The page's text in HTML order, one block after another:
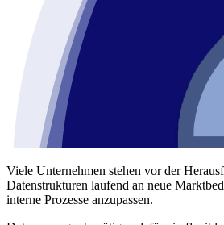
Viele Unternehmen stehen vor der
Datenstrukturen laufend an neue
interne Prozesse anzupassen.